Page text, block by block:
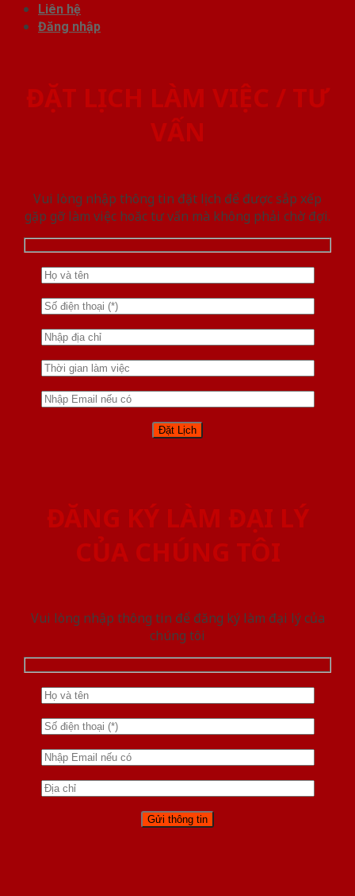
Liên hệ
Đăng nhập
ĐẶT LỊCH LÀM VIỆC / TƯ
VẤN
Vui lòng nhập thông tin đặt lịch để được sắp xếp
gặp gỡ làm việc hoăc tư vấn mà không phải chờ đợi.
ĐĂNG KÝ LÀM ĐẠI LÝ
CỦA CHÚNG TÔI
Vui lòng nhập thông tin để đăng ký làm đại lý của
chúng tôi